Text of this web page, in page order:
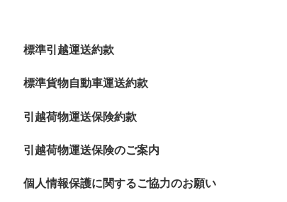
標準引越運送約款
標準貨物自動車運送約款
引越荷物運送保険約款
引越荷物運送保険のご案内
個人情報保護に関するご協力のお願い